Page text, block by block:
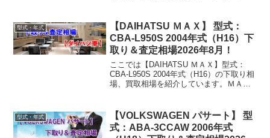
万円～2万円買取り相場：マイナ...
型式・年式
【DAIHATSU ＭＡＸ】 型式：
CBA-L950S 2004年式（H16）下
取り＆査定相場2026年8月！
ここでは【DAIHATSU ＭＡＸ】型式：
CBA-L950S 2004年式（H16）の下取り相
場、買取相場を紹介しています。ＭＡＸ
～11万円買取り相場...
型式・年式
【VOLKSWAGEN パサート】 型
式：ABA-3CCAW 2006年式